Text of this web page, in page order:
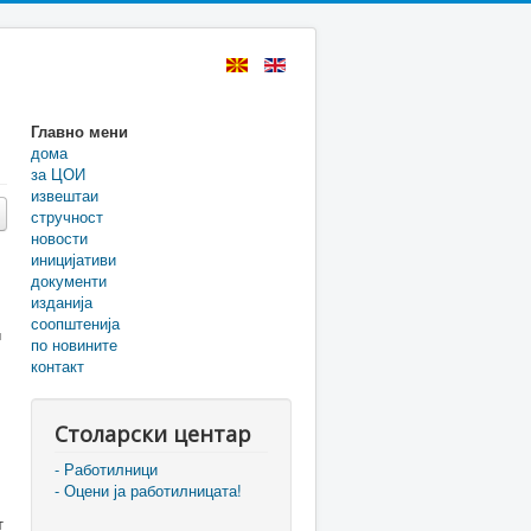
Главно мени
дома
за ЦОИ
извештаи
стручност
новости
иницијативи
документи
изданија
соопштенија
по новините
контакт
Столарски центар
- Работилници
- Оцени ја работилницата!